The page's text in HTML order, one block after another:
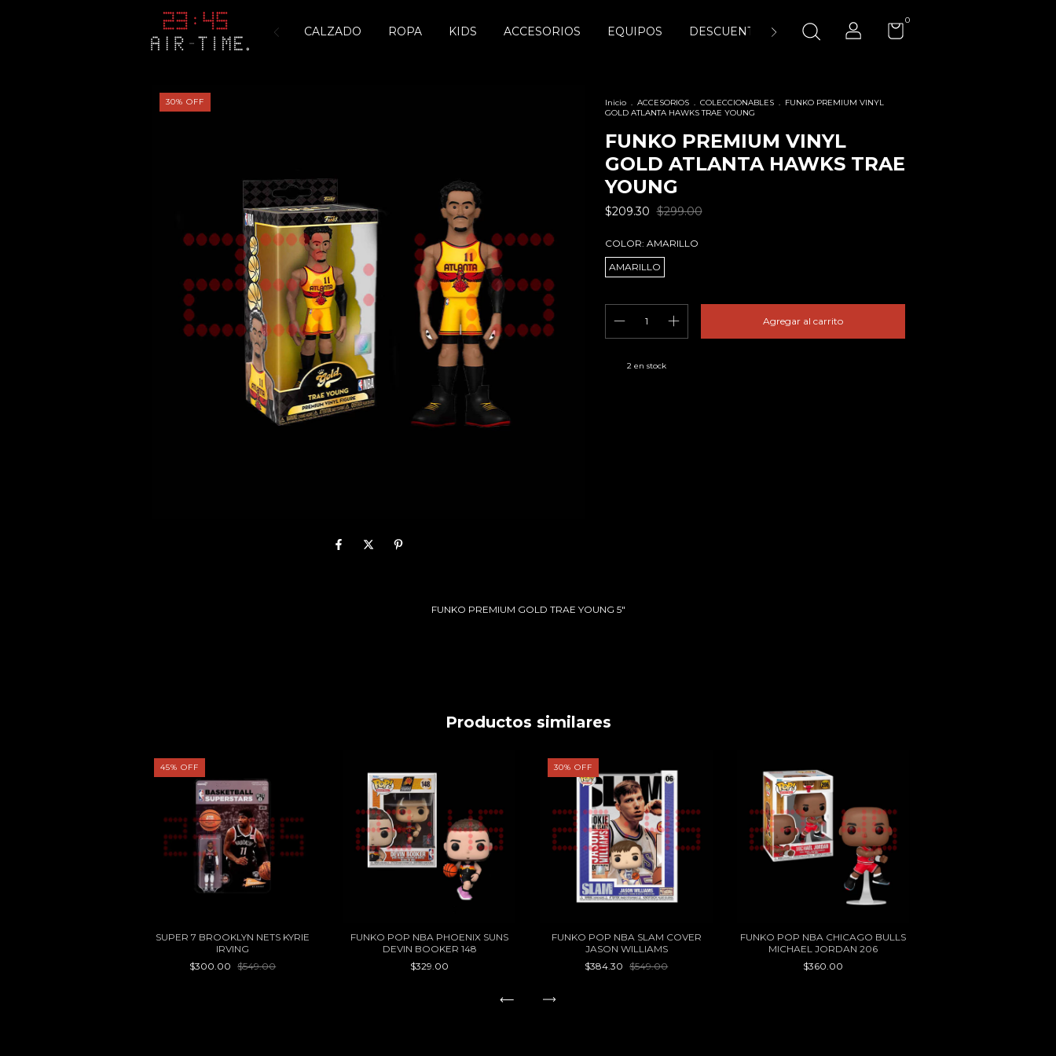
CALZADO ROPA KIDS ACCESORIOS EQUIPOS DESCUENTOS ENCUÉNTRANOS
0
30% OFF Inicio . ACCESORIOS . COLECCIONABLES . FUNKO PREMIUM VINYL
GOLD ATLANTA HAWKS TRAE YOUNG
FUNKO PREMIUM VINYL
GOLD ATLANTA HAWKS TRAE
YOUNG
$209.30 $299.00
COLOR: AMARILLO
AMARILLO
2en stock
FUNKO PREMIUM GOLD TRAE YOUNG 5"
Productos similares
45% OFF
SUPER 7 BROOKLYN NETS KYRIE
IRVING
$300.00
$549.00
FUNKO POP NBA PHOENIX SUNS
DEVIN BOOKER 148
$329.00
30% OFF
FUNKO POP NBA SLAM COVER
JASON WILLIAMS
$384.30
$549.00
FUNKO POP NBA CHICAGO BULLS
MICHAEL JORDAN 206
$360.00